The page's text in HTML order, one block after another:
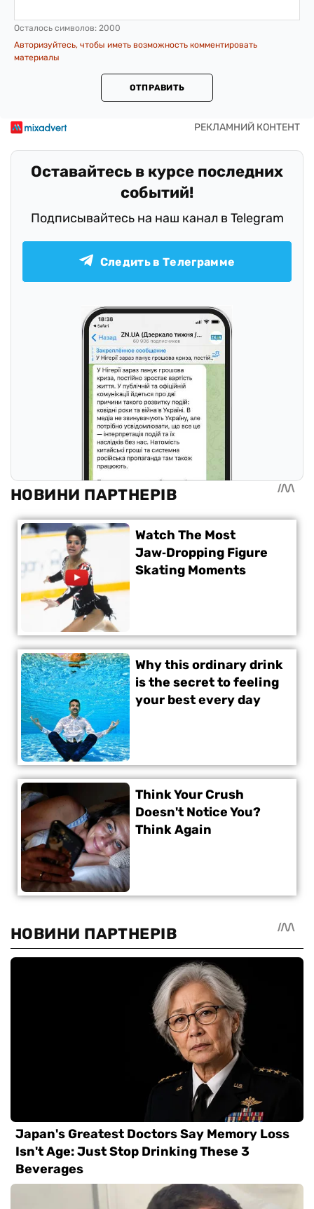
Осталось символов: 2000
Авторизуйтесь, чтобы иметь возможность комментировать
материалы
ОТПРАВИТЬ
Оставайтесь в курсе последних
событий!
Подписывайтесь на наш канал в Telegram
Следить в Телеграмме